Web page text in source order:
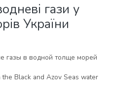
гази у
України
газы в водной толще морей
Black and Azov Seas water